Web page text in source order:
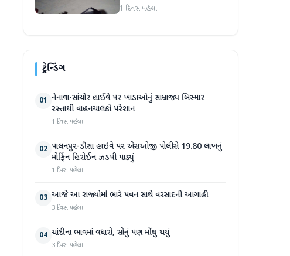
હુમલો: બે ઈજાગ્રસ્ત, આરોપી
1 દિવસ પહેલા
ટ્રેન્ડિંગ
01 નેનાવા-સાંચોર હાઈવે પર ખાડાઓનું સામ્રાજ્ય બિસ્માર
રસ્તાથી વાહનચાલકો પરેશાન
1 દિવસ પહેલા
02 પાલનપુર-ડીસા હાઇવે પર એસઓજી પોલીસે 19.80 લાખનું
મોર્ફિન હિરોઈન ઝડપી પાડ્યું
1 દિવસ પહેલા
03 આજે આ રાજ્યોમાં ભારે પવન સાથે વરસાદની આગાહી
3 દિવસ પહેલા
04 ચાંદીના ભાવમાં વધારો, સોનું પણ મોંઘુ થયું
3 દિવસ પહેલા